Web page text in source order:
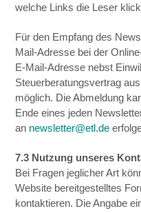
welche Links die Leser
Für den Empfang des
Mail-Adresse bei der
E-Mail-Adresse nebst
Steuerberatungsvertrag
möglich. Die Abmeldung
Ende eines jeden
an newsletter@etl.de
7.3 Nutzung unseres
Bei Fragen jeglicher Art
Website bereitgestelltes
kontaktieren. Die Angabe